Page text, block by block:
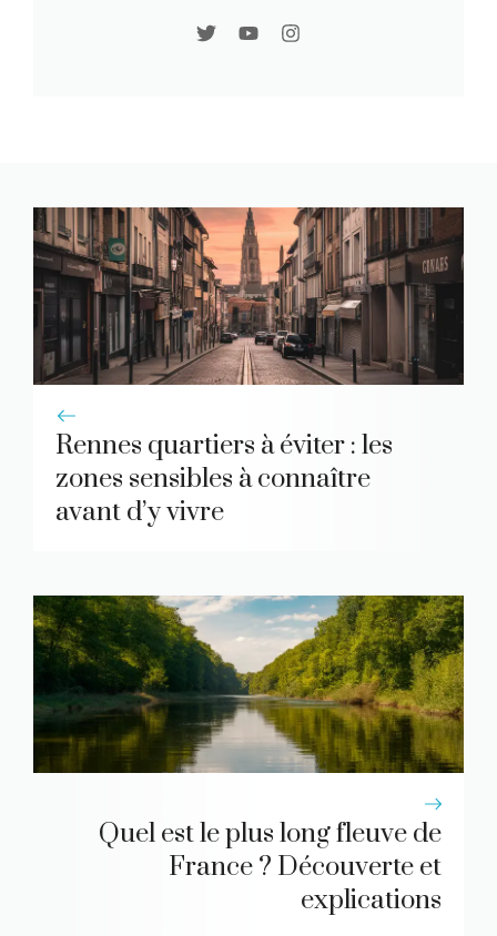
Rennes quartiers à éviter : les
zones sensibles à connaître
avant d’y vivre
Quel est le plus long fleuve de
France ? Découverte et
explications